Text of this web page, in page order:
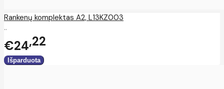
Rankenų komplektas A2, L13KZ003
..
€24 22